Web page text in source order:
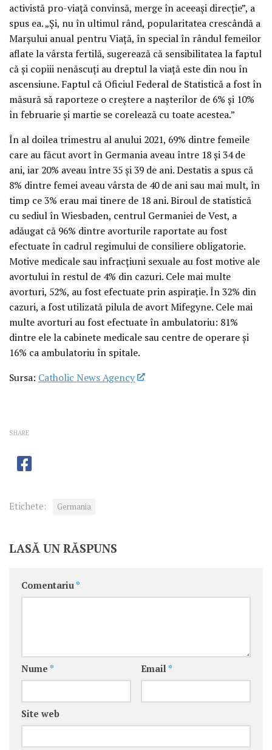
activistă pro-viață convinsă, merge în aceeași direcție”, a
spus ea. „Și, nu în ultimul rând, popularitatea crescândă a
Marșului anual pentru Viață, în special în rândul femeilor
aflate la vârsta fertilă, sugerează că sensibilitatea la faptul
că și copiii nenăscuți au dreptul la viață este din nou în
ascensiune. Faptul că Oficiul Federal de Statistică a fost în
măsură să raporteze o creștere a nașterilor de 6% și 10%
în februarie și martie se corelează cu toate acestea.”
În al doilea trimestru al anului 2021, 69% dintre femeile
care au făcut avort în Germania aveau între 18 și 34 de
ani, iar 20% aveau între 35 și 39 de ani. Destatis a spus că
8% dintre femei aveau vârsta de 40 de ani sau mai mult, în
timp ce 3% erau mai tinere de 18 ani. Biroul de statistică
cu sediul în Wiesbaden, centrul Germaniei de Vest, a
adăugat că 96% dintre avorturile raportate au fost
efectuate în cadrul regimului de consiliere obligatorie.
Motive medicale sau infracțiuni sexuale au fost motive ale
avortului în restul de 4% din cazuri. Cele mai multe
avorturi, 52%, au fost efectuate prin aspirație. În 32% din
cazuri, a fost utilizată pilula de avort Mifegyne. Cele mai
multe avorturi au fost efectuate în ambulatoriu: 81%
dintre ele la cabinete medicale sau centre de operare și
16% ca ambulatoriu în spitale.
Sursa: Catholic News Agency
SHARE
Etichete: Germania
LASĂ UN RĂSPUNS
Comentariu *
Nume * Email *
Site web